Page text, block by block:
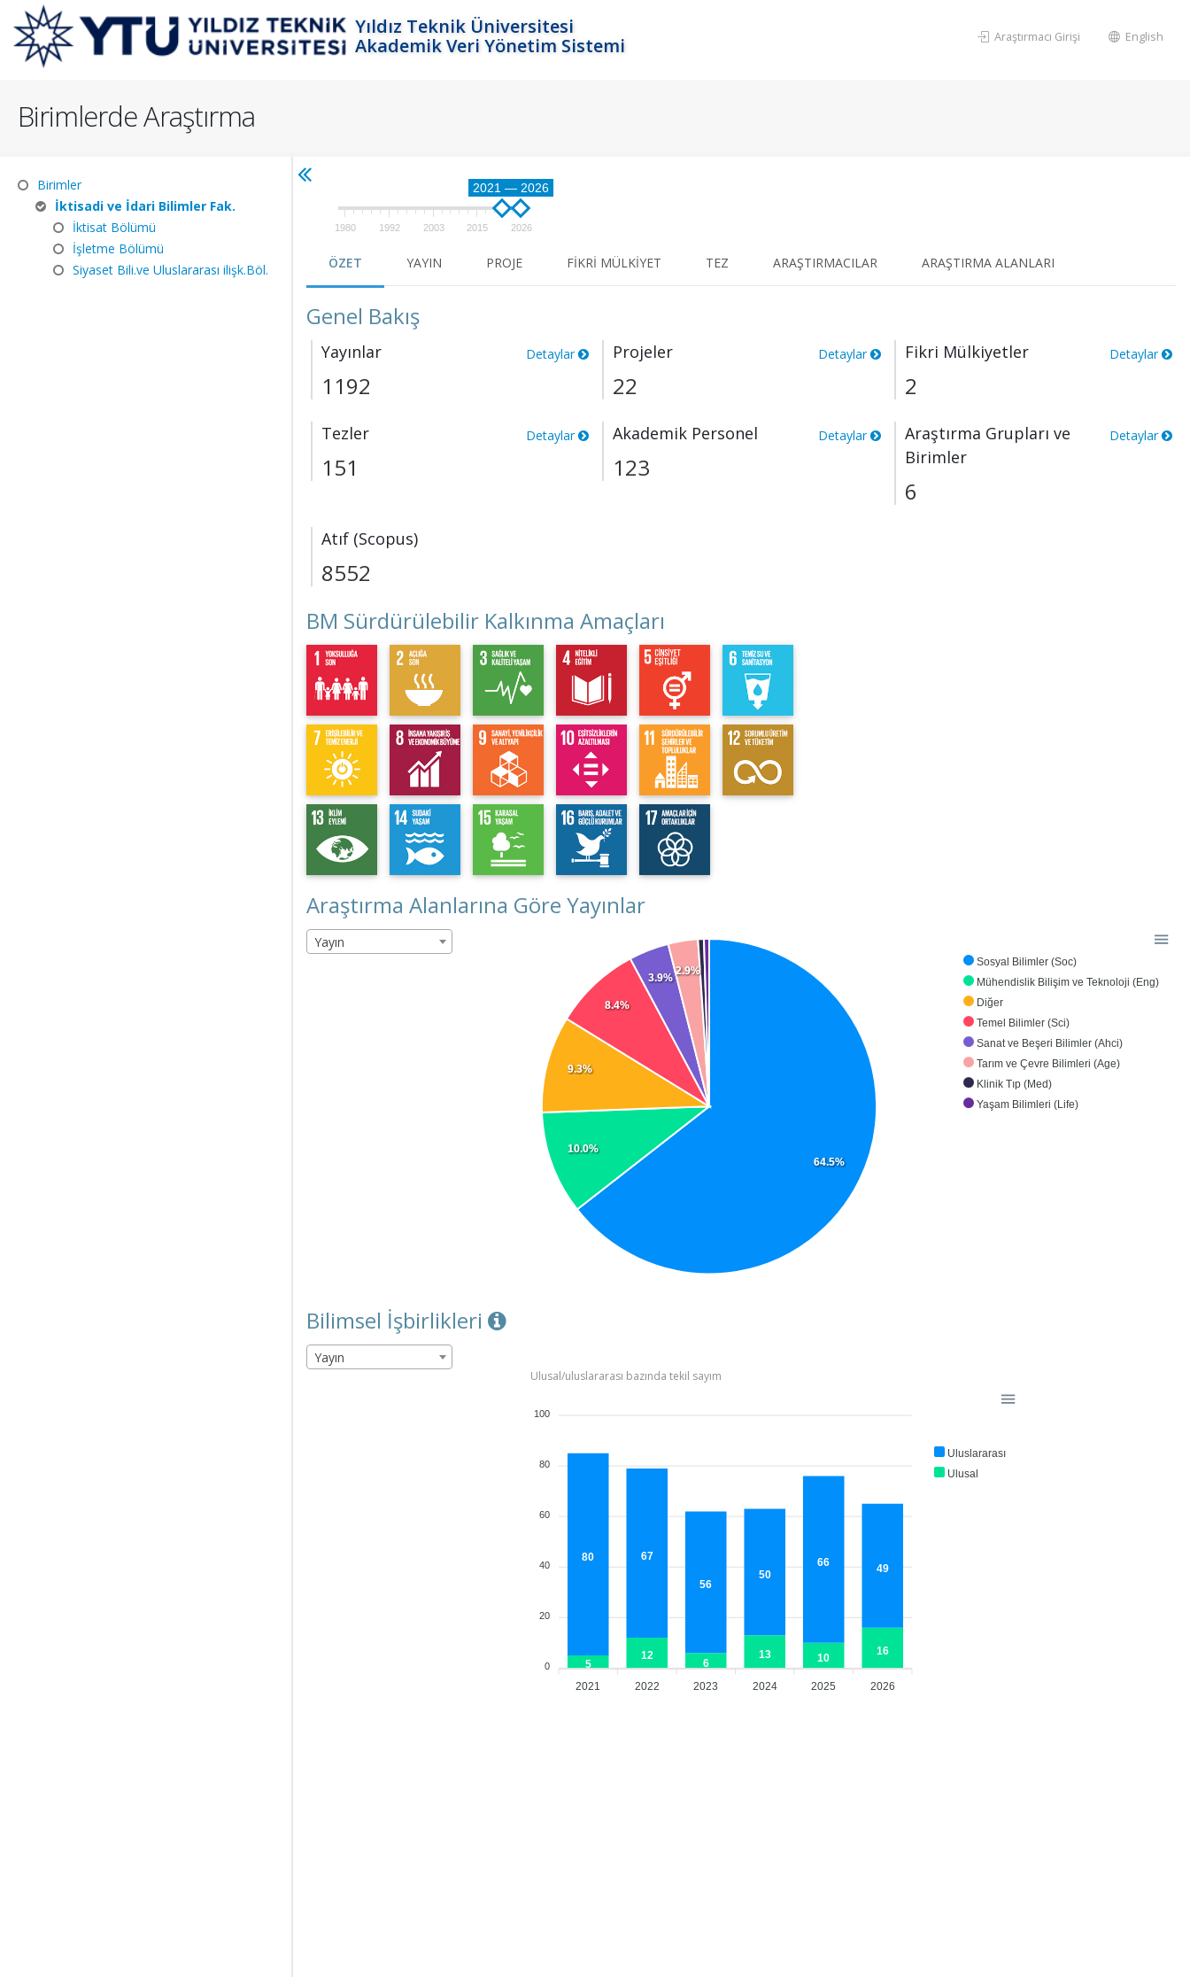
Yıldız Teknik Üniversitesi
Akademik Veri Yönetim Sistemi
Araştırmacı Girişi English
Birimlerde Araştırma
Birimler
İktisadi ve İdari Bilimler Fak.
İktisat Bölümü
İşletme Bölümü
Siyaset Bili.ve Uluslararası ilişk.Böl.
2021 — 2026
1980 1992 2003 2015 2026
ÖZET YAYIN PROJE FIKRI MÜLKIYET TEZ ARAŞTIRMACILAR ARAŞTIRMA ALANLARI
Genel Bakış
Yayınlar Detaylar
1192
Projeler Detaylar
22
Fikri Mülkiyetler Detaylar
2
Tezler Detaylar
151
Akademik Personel Detaylar
123
Araştırma Grupları ve
Birimler
Detaylar
6
Atıf (Scopus)
8552
BM Sürdürülebilir Kalkınma Amaçları
Araştırma Alanlarına Göre Yayınlar
Yayın
Sosyal Bilimler (Soc)
Mühendislik Bilişim ve Teknoloji (Eng)
Diğer
Temel Bilimler (Sci)
Sanat ve Beşeri Bilimler (Ahci)
Tarım ve Çevre Bilimleri (Age)
Klinik Tıp (Med)
Yaşam Bilimleri (Life)
64.5%
10.0%
9.3%
8.4%
3.9%
2.9%
Bilimsel İşbirlikleri
Yayın
Ulusal/uluslararası bazında tekil sayım
Uluslararası
Ulusal
2021 2022 2023 2024 2025 2026
5
12
6
13 10
16
80 67
56
50
66
49
100
80
60
40
20
0